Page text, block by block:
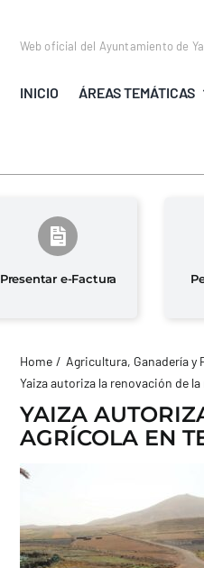
Web oficial del Ayuntamiento de
INICIO ÁREAS TEMÁTICAS
Presentar e-Factura
Home Agricultura, Ganadería y
Yaiza autoriza la renovación de
YAIZA
AGRÍCOLA EN